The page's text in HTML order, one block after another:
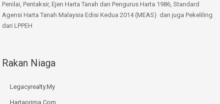
Penilai, Pentaksir, Ejen Harta Tanah dan Pengurus Harta 1986, Standard
Agensi Harta Tanah Malaysia Edisi Kedua 2014 (MEAS) dan juga Pekeliling
dari LPPEH
Rakan Niaga
Legacyrealty.My
Hartaprima.Com